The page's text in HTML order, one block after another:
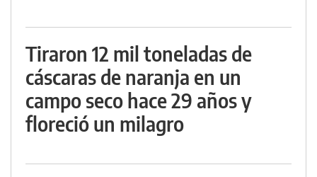
Tiraron 12 mil toneladas de
cáscaras de naranja en un
campo seco hace 29 años y
floreció un milagro